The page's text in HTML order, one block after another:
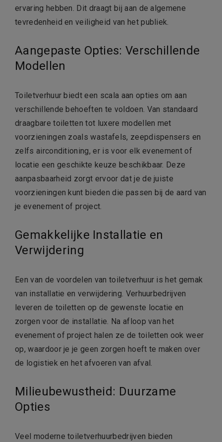
ervaring hebben. Dit draagt bij aan de algemene
tevredenheid en veiligheid van het publiek.
Aangepaste Opties: Verschillende
Modellen
Toiletverhuur biedt een scala aan opties om aan
verschillende behoeften te voldoen. Van standaard
draagbare toiletten tot luxere modellen met
voorzieningen zoals wastafels, zeepdispensers en
zelfs airconditioning, er is voor elk evenement of
locatie een geschikte keuze beschikbaar. Deze
aanpasbaarheid zorgt ervoor dat je de juiste
voorzieningen kunt bieden die passen bij de aard van
je evenement of project.
Gemakkelijke Installatie en
Verwijdering
Een van de voordelen van toiletverhuur is het gemak
van installatie en verwijdering. Verhuurbedrijven
leveren de toiletten op de gewenste locatie en
zorgen voor de installatie. Na afloop van het
evenement of project halen ze de toiletten ook weer
op, waardoor je je geen zorgen hoeft te maken over
de logistiek en het afvoeren van afval.
Milieubewustheid: Duurzame
Opties
Veel moderne toiletverhuurbedrijven bieden